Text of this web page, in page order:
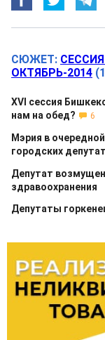
СЮЖЕТ:
ОКТЯБРЬ-2014
XVI сессия
нам на обед?
6
Мэрия в
городских
Депутат
здравоохранения
Депутаты